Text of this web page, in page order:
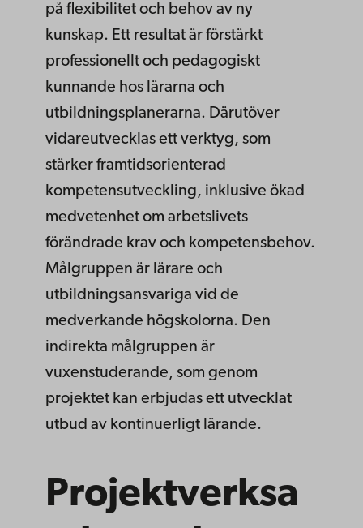
på flexibilitet och behov av ny
kunskap. Ett resultat är förstärkt
professionellt och pedagogiskt
kunnande hos lärarna och
utbildningsplanerarna. Därutöver
vidareutvecklas ett verktyg, som
stärker framtidsorienterad
kompetensutveckling, inklusive ökad
medvetenhet om arbetslivets
förändrade krav och kompetensbehov.
Målgruppen är lärare och
utbildningsansvariga vid de
medverkande högskolorna. Den
indirekta målgruppen är
vuxenstuderande, som genom
projektet kan erbjudas ett utvecklat
utbud av kontinuerligt lärande.
Projektverksa